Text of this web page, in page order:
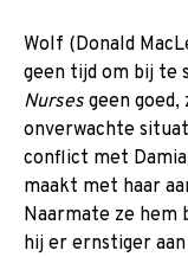
Wolf (Donald
geen tijd om bij te
Nurses geen
onverwachte
conflict met
maakt met haar
Naarmate ze
hij er ernstiger